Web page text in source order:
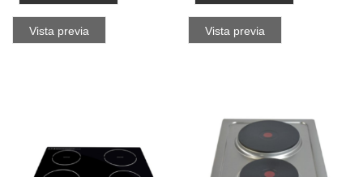
Vista previa Vista previa